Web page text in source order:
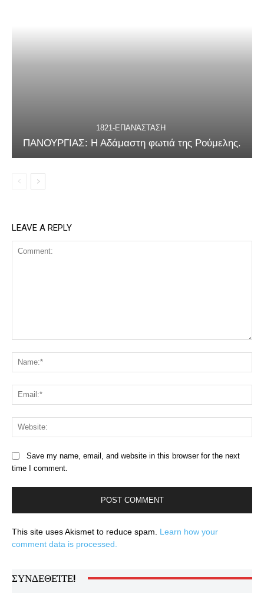
1821-ΕΠΑΝΆΣΤΑΣΗ
ΠΑΝΟΥΡΓΙΑΣ: Η Αδάμαστη φωτιά της Ρούμελης.
LEAVE A REPLY
Save my name, email, and website in this browser for the next
time I comment.
This site uses Akismet to reduce spam. Learn how your
comment data is processed.
ΣΥΝΔΕΘΕΊΤΕ!